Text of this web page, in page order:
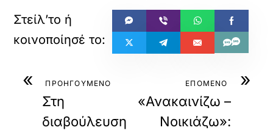
« ΠΡΟΗΓΟΥΜΕΝΟ
Στη
διαβούλευση
»
ΕΠΟΜΕΝΟ
«Ανακαινίζω –
Νοικιάζω»: